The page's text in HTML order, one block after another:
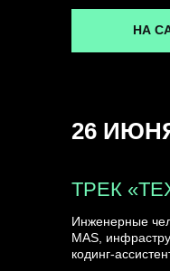
26
Инженерные
MAS,
кодинг-
ТРЕК
НА